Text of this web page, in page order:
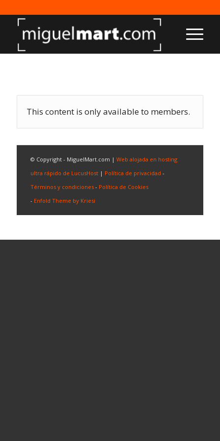
This content is only available to members.
© Copyright - MiguelMart.com |Web alojada en hosting
ultra rápido de LucusHost | Política de privacidad -
Términos y condiciones - Política de Cookies
- Enfold Theme by Kriesi